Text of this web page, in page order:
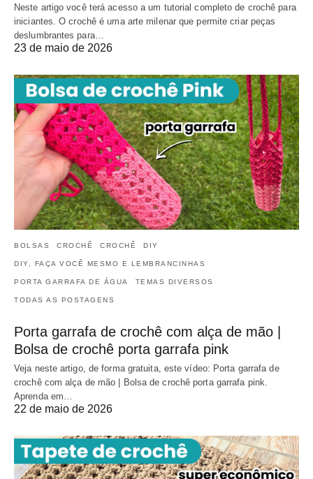
Neste artigo você terá acesso a um tutorial completo de crochê para
iniciantes. O crochê é uma arte milenar que permite criar peças
deslumbrantes para…
23 de maio de 2026
BOLSAS CROCHÊ CROCHÊ DIY
DIY, FAÇA VOCÊ MESMO E LEMBRANCINHAS
PORTA GARRAFA DE ÁGUA TEMAS DIVERSOS
TODAS AS POSTAGENS
Porta garrafa de crochê com alça de mão |
Bolsa de crochê porta garrafa pink
Veja neste artigo, de forma gratuita, este vídeo: Porta garrafa de
crochê com alça de mão | Bolsa de crochê porta garrafa pink.
Aprenda em…
22 de maio de 2026